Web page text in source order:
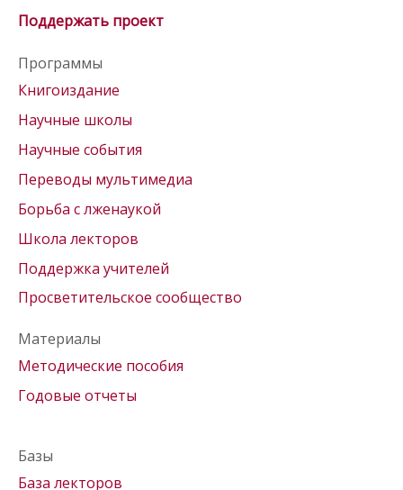
Поддержать проект
Программы
Книгоиздание
Научные школы
Научные события
Переводы мультимедиа
Борьба с лженаукой
Школа лекторов
Поддержка учителей
Просветительское сообщество
Материалы
Методические пособия
Годовые отчеты
Базы
База лекторов